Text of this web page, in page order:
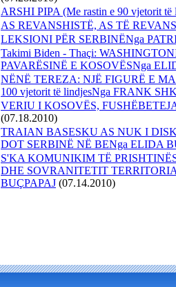
ARSHI PIPA (Me rastin e 90 vjetorit
AS REVANSHISTË, AS TË
LEKSIONI PËR SERBINËNga
Takimi Biden - Thaçi:
PAVARËSINË E KOSOVËSNga
NËNË TEREZA: NJË FIGURË E
100 vjetorit të lindjesNga FRANK
VERIU I KOSOVËS,
(07.18.2010)
TRAIAN BASESKU AS NUK I
DOT SERBINË NË BENga ELIDA
S'KA KOMUNIKIM TË
DHE SOVRANITETIT
BUÇPAPAJ (07.14.2010)